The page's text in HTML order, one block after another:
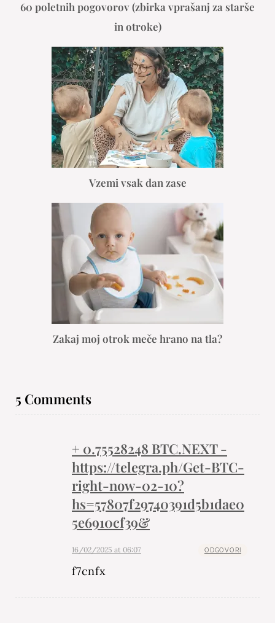
60 poletnih pogovorov (zbirka vprašanj za starše
in otroke)
Vzemi vsak dan zase
Zakaj moj otrok meče hrano na tla?
5 Comments
+ 0.75528248 BTC.NEXT -
https://telegra.ph/Get-BTC-
right-now-02-10?
hs=57807f29740391d5b1dae0
5e6910cf39&
16/02/2025 at 06:07 ODGOVORI
f7cnfx